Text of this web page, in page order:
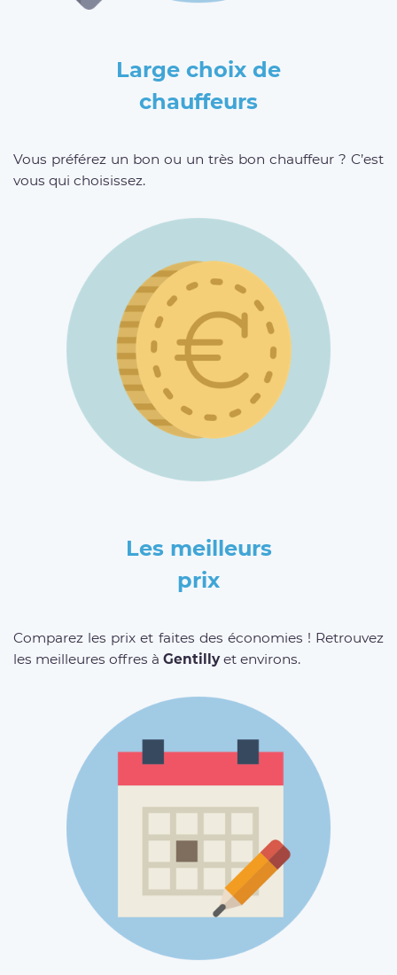
Large choix de
chauffeurs
Vous préférez un bon ou un très bon chauffeur ? C’est
vous qui choisissez.
Les meilleurs
prix
Comparez les prix et faites des économies ! Retrouvez
les meilleures offres à Gentillyet environs.